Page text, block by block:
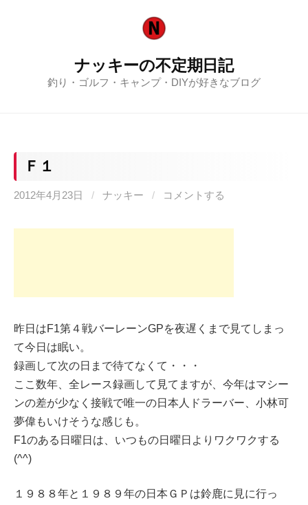
ナッキーの不定期日記
釣り・ゴルフ・キャンプ・DIYが好きなブログ
Ｆ１
2012年4月23日 / ナッキー / コメントする
昨日はF1第４戦バーレーンGPを夜遅くまで見てしまっ
て今日は眠い。
録画して次の日まで待てなくて・・・
ここ数年、全レース録画して見てますが、今年はマシー
ンの差が少なく接戦で唯一の日本人ドラーバー、小林可
夢偉もいけそうな感じも。
F1のある日曜日は、いつもの日曜日よりワクワクする
(^^)
１９８８年と１９８９年の日本ＧＰは鈴鹿に見に行っ